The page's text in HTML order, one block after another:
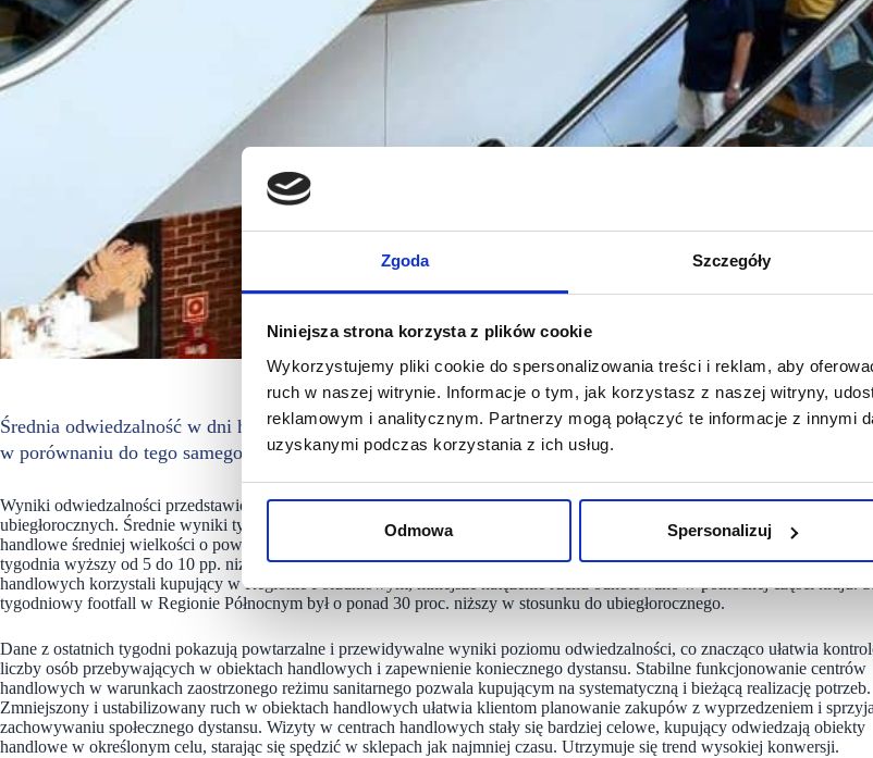
Zgoda Szczegóły
Niniejsza strona korzysta z plików cookie
Wykorzystujemy pliki cookie do spersonalizowania treści i reklam, aby
ruch w naszej witrynie. Informacje o tym, jak korzystasz z naszej witryny,
reklamowym i analitycznym. Partnerzy mogą połączyć te informacje z innymi
uzyskanymi podczas korzystania z ich usług.
Odmowa Spersonalizuj
Średnia odwiedzalność w dni handlowe w pierwszym tygodniu marca (1–7.03) była niższa o prawie 25 proc.
w porównaniu do tego samego okresu w 2020 r. i ukształtowała się na poziomie 76 proc. – wynika z danych
Wyniki odwiedzalności przedstawione przez PRCH pokazują, że ruch w obiektach oscyluje wokół 80 proc. poziomów
ubiegłorocznych. Średnie wyniki tygodniowe utrzymują się na zbliżonym poziomie 76-77 proc. Najwięcej wizyt odnotowują
handlowe średniej wielkości o powierzchni od 20 do 40 tys. mkw. GLA, gdzie wskaźnik odwiedzalności był w zależności od
tygodnia wyższy od 5 do 10 pp. niż centrach największych powyżej 60 tys. mkw. GLA. Najaktywniej z oferty sklepów w
handlowych korzystali kupujący w Regionie Południowym, mniejsze natężenie ruchu odnotowano w północnej części kraju.
tygodniowy footfall w Regionie Północnym był o ponad 30 proc. niższy w stosunku do ubiegłorocznego.
Dane z ostatnich tygodni pokazują powtarzalne i przewidywalne wyniki poziomu odwiedzalności, co znacząco ułatwia
liczby osób przebywających w obiektach handlowych i zapewnienie koniecznego dystansu. Stabilne funkcjonowanie centrów
handlowych w warunkach zaostrzonego reżimu sanitarnego pozwala kupującym na systematyczną i bieżącą realizację potrzeb.
Zmniejszony i ustabilizowany ruch w obiektach handlowych ułatwia klientom planowanie zakupów z wyprzedzeniem i sprzyja
zachowywaniu społecznego dystansu. Wizyty w centrach handlowych stały się bardziej celowe, kupujący odwiedzają obiekty
handlowe w określonym celu, starając się spędzić w sklepach jak najmniej czasu. Utrzymuje się trend wysokiej konwersji.